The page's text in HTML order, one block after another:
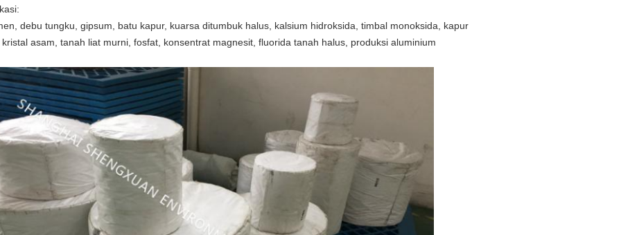
debu tungku, gipsum, batu kapur, kuarsa ditumbuk halus, kalsium hidroksida, timbal monoksida, kapur
kristal asam, tanah liat murni, fosfat, konsentrat magnesit, fluorida tanah halus, produksi aluminium